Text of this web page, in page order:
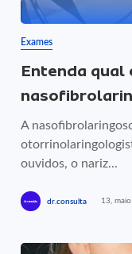
Exames
Entenda qual
A
ouvidos, o nariz...
dr.consulta 13,